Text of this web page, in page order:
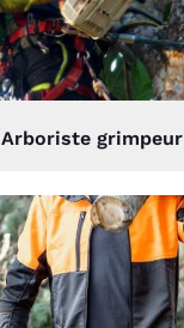
Arboriste grimpeur